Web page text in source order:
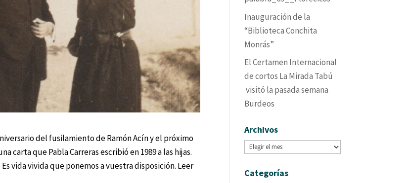
del fusilamiento de Ramón Acín y el próximo
carta que Pabla Carreras escribió en 1989 a las hijas.
vida vivida que ponemos a vuestra disposición. Leer
Inauguración de la
“Biblioteca Conchita
Monrás”
El Certamen Internacional
de cortos La Mirada Tabú
visitó la pasada semana
Burdeos
Archivos
Archivos
Categorías